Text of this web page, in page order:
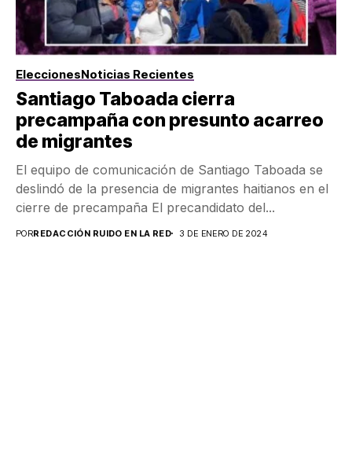
EleccionesNoticias Recientes
Santiago Taboada cierra
precampaña con presunto acarreo
de migrantes
El equipo de comunicación de Santiago Taboada se
deslindó de la presencia de migrantes haitianos en el
cierre de precampaña El precandidato del...
PORREDACCIÓN RUIDO EN LA RED 3 DE ENERO DE 2024